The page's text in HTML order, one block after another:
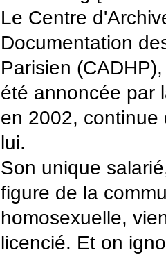
Le Centre
Documentation
Parisien
été annoncée par
en 2002, continue
lui.
Son unique
figure de la
homosexuelle,
licencié. Et on